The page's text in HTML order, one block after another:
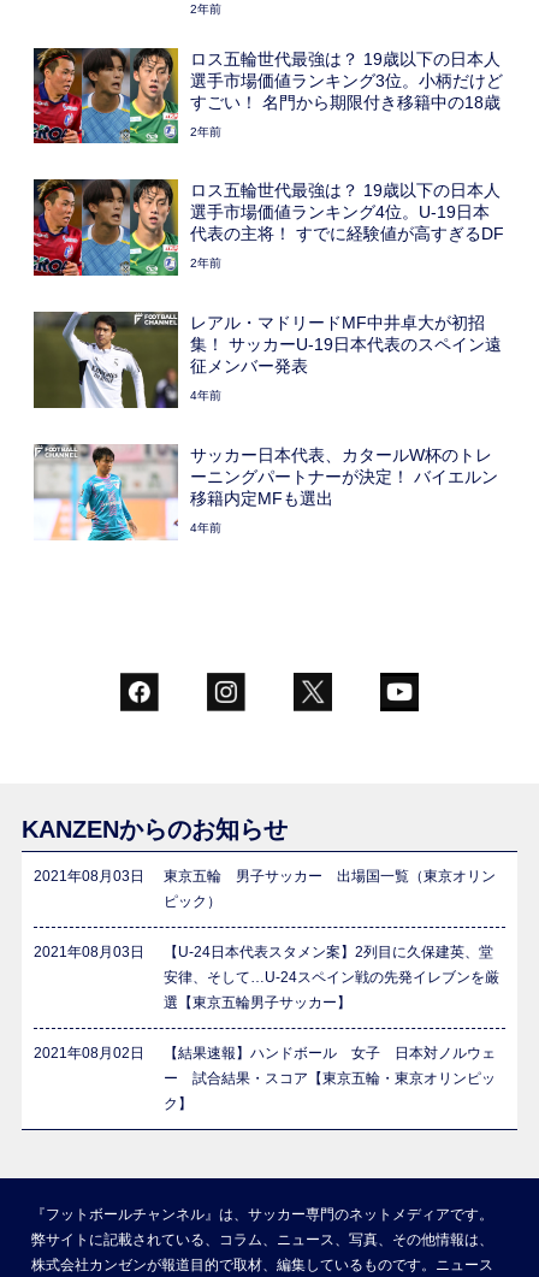
2年前
ロス五輪世代最強は？ 19歳以下の日本人
選手市場価値ランキング3位。小柄だけど
すごい！ 名門から期限付き移籍中の18歳
2年前
ロス五輪世代最強は？ 19歳以下の日本人
選手市場価値ランキング4位。U-19日本
代表の主将！ すでに経験値が高すぎるDF
2年前
レアル・マドリードMF中井卓大が初招
集！ サッカーU-19日本代表のスペイン遠
征メンバー発表
4年前
サッカー日本代表、カタールW杯のトレ
ーニングパートナーが決定！ バイエルン
移籍内定MFも選出
4年前
KANZENからのお知らせ
2021年08月03日
東京五輪 男子サッカー 出場国一覧（東京オリン
ピック）
2021年08月03日
【U-24日本代表スタメン案】2列目に久保建英、堂
安律、そして…U-24スペイン戦の先発イレブンを厳
選【東京五輪男子サッカー】
2021年08月02日
【結果速報】ハンドボール 女子 日本対ノルウェ
ー 試合結果・スコア【東京五輪・東京オリンピッ
ク】
『フットボールチャンネル』は、サッカー専門のネットメディアです。
弊サイトに記載されている、コラム、ニュース、写真、その他情報は、
株式会社カンゼンが報道目的で取材、編集しているものです。ニュース